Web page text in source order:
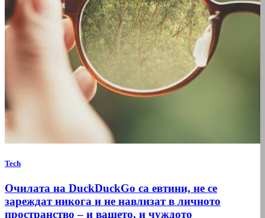
Tech
Очилата на DuckDuckGo са евтини, не се
зареждат никога и не навлизат в личното
пространство – и вашето, и чуждото